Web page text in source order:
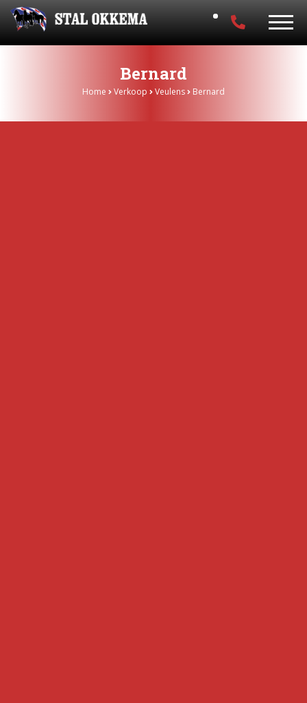
Bernard
Home Verkoop Veulens Bernard